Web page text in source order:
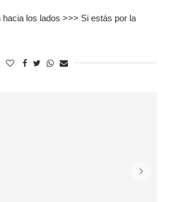
los lados >>> Si estás por la